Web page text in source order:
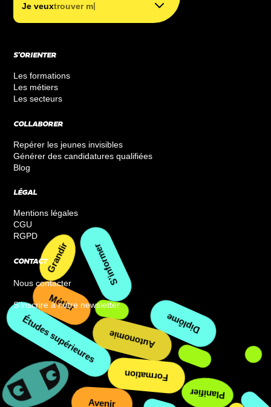
Je veuxtrouver ma fo
financer ma formation
S’ORIENTER
Les formations
Les métiers
Les secteurs
COLLABORER
Repérer les jeunes invisibles
Générer des candidatures qualifiées
Blog
LÉGAL
Mentions légales
CGU
RGPD
CONTACT
Nous contacter
S’inscrire à notre newsletter
Formation
Planifier
Diplôme
Avenir
Études supérieures
Métier
Grandir
S’informer
Autonomie